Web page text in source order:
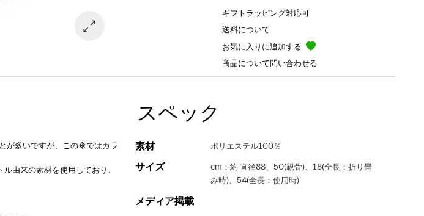
ギフトラッピング対応可
送料について
お気に入りに追加する
商品について問い合わせる
が多いですが、この傘ではカラ
由来の素材を使用しており、
スペック
素材 ポリエステル100％
サイズ
cm：約 直径88、50(親骨)、18(全長：折り畳
み時)、54(全長：使用時)
メディア掲載